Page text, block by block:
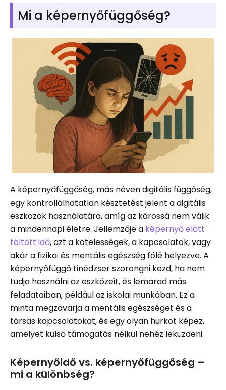
Mi a képernyőfüggőség?
A képernyőfüggőség, más néven digitális függőség,
egy kontrollálhatatlan késztetést jelent a digitális
eszközök használatára, amíg az károssá nem válik
a mindennapi életre. Jellemzője a képernyő előtt
töltött idő, azt a kötelességek, a kapcsolatok, vagy
akár a fizikai és mentális egészség fölé helyezve. A
képernyőfüggő tinédzser szorongni kezd, ha nem
tudja használni az eszközeit, és lemarad más
feladataiban, például az iskolai munkában. Ez a
minta megzavarja a mentális egészséget és a
társas kapcsolatokat, és egy olyan hurkot képez,
amelyet külső támogatás nélkül nehéz leküzdeni.
Képernyőidő vs. képernyőfüggőség –
mi a különbség?